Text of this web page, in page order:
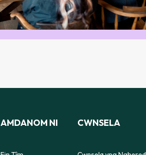
AMDANOM NI CWNSELA